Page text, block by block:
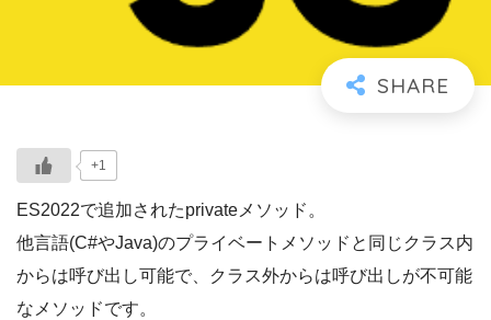
+1
ES2022で追加されたprivateメソッド。
他言語(C#やJava)のプライベートメソッドと同じクラス内
からは呼び出し可能で、クラス外からは呼び出しが不可能
なメソッドです。